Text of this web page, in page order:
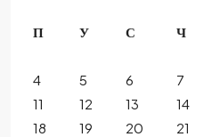
П У С Ч
4
5 6 7
11
12 13 14
18
19 20 21